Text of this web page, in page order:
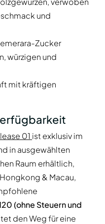
und
Zucker
würzigen und
mit kräftigen
01 ist exklusiv im
in ausgewählten
Raum erhältlich,
& Macau,
(ohne Steuern und
den Weg für eine